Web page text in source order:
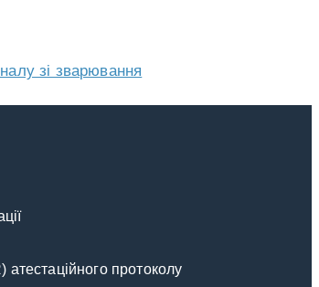
зі зварювання
протоколу